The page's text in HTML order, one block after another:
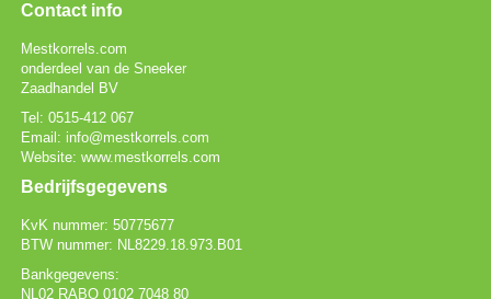
Contact info
Mestkorrels.com
onderdeel van de Sneeker
Zaadhandel BV
Tel: 0515-412 067
Email: info@mestkorrels.com
Website: www.mestkorrels.com
Bedrijfsgegevens
KvK nummer: 50775677
BTW nummer: NL8229.18.973.B01
Bankgegevens:
NL02 RABO 0102 7048 80